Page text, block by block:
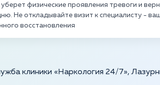
физические проявления тревоги и
Не откладывайте визит к специалисту -
восстановления
клиники «Наркология 24/7»,